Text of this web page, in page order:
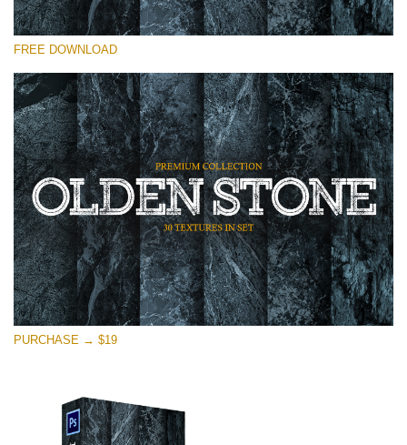
Proszę wybrać
Small 800*533px
Olden Stone
(30 Textures)
Large 6000*4000px
Entire Collection
(1783 Overlays)
Large 6000*4000px
Darmowe Pobieranie
FREE DOWNLOAD
PURCHASE → $19